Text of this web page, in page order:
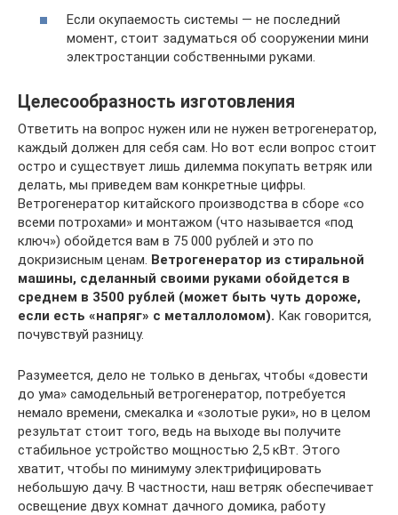
Если окупаемость системы — не последний
момент, стоит задуматься об сооружении мини
электростанции собственными руками.
Целесообразность изготовления
Ответить на вопрос нужен или не нужен ветрогенератор,
каждый должен для себя сам. Но вот если вопрос стоит
остро и существует лишь дилемма покупать ветряк или
делать, мы приведем вам конкретные цифры.
Ветрогенератор китайского производства в сборе «со
всеми потрохами» и монтажом (что называется «под
ключ») обойдется вам в 75 000 рублей и это по
докризисным ценам. Ветрогенератор из стиральной
машины, сделанный своими руками обойдется в
среднем в 3500 рублей (может быть чуть дороже,
если есть «напряг» с металлоломом). Как говорится,
почувствуй разницу.
Разумеется, дело не только в деньгах, чтобы «довести
до ума» самодельный ветрогенератор, потребуется
немало времени, смекалка и «золотые руки», но в целом
результат стоит того, ведь на выходе вы получите
стабильное устройство мощностью 2,5 кВт. Этого
хватит, чтобы по минимуму электрифицировать
небольшую дачу. В частности, наш ветряк обеспечивает
освещение двух комнат дачного домика, работу